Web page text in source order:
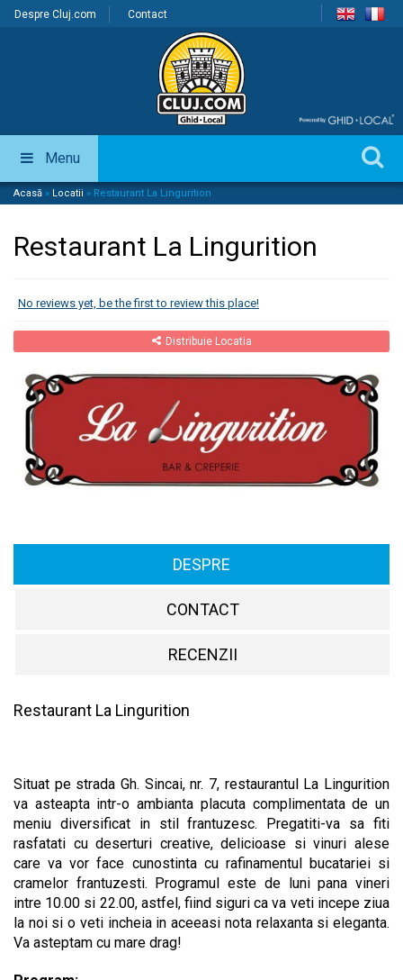
Despre Cluj.com Contact
Menu
Acasă » Locatii » Restaurant La Lingurition
Restaurant La Lingurition
No reviews yet, be the first to review this place!
Distribuie Locatia
DESPRE
CONTACT
RECENZII
Restaurant La Lingurition
Situat pe strada Gh. Sincai, nr. 7, restaurantul La Lingurition
va asteapta intr-o ambianta placuta complimentata de un
meniu diversificat in stil frantuzesc. Pregatiti-va sa fiti
rasfatati cu deserturi creative, delicioase si vinuri alese
care va vor face cunostinta cu rafinamentul bucatariei si
cramelor frantuzesti. Programul este de luni pana vineri
intre 10.00 si 22.00, astfel, fiind siguri ca va veti incepe ziua
la noi si o veti incheia in aceeasi nota relaxanta si eleganta.
Va asteptam cu mare drag!